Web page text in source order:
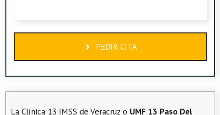
PEDIR CITA
La Clínica 13 IMSS de Veracruz o UMF 13 Paso Del